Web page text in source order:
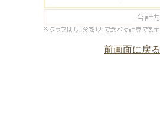
前画面に戻る